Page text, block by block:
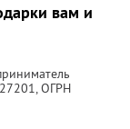
вам и
, ОГРН